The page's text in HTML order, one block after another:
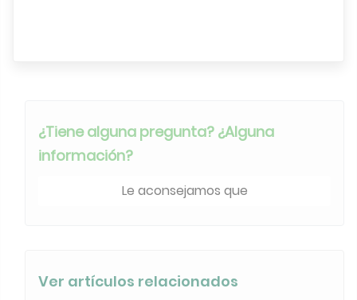
¿Tiene alguna pregunta? ¿Alguna
información?
Le aconsejamos que
Ver artículos relacionados